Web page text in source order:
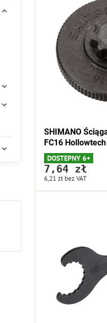
SHIMANO
FC16
DOSTEPNY 6+
7,64 zł
6,21 zł bez VAT